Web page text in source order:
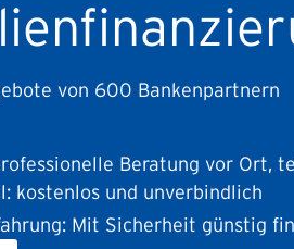
von 600 Bankenpartnern
Beratung vor Ort,
kostenlos und unverbindlich
Mit Sicherheit günstig